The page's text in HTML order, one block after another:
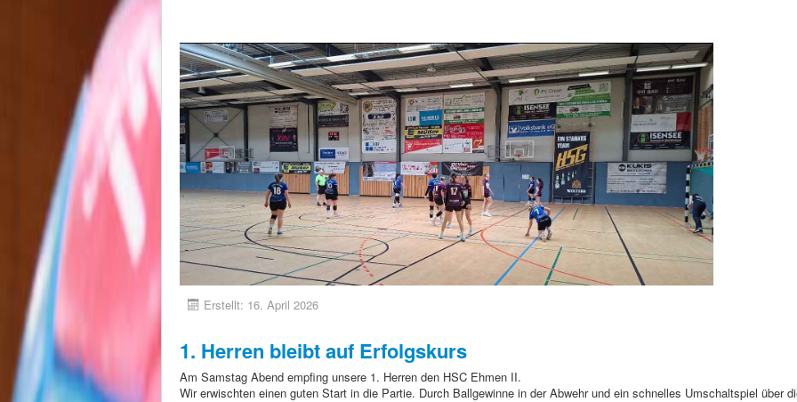
Erstellt: 16. April 2026
1. Herren bleibt auf Erfolgskurs
Am Samstag Abend empfing unsere 1. Herren den HSC Ehmen II.
Wir erwischten einen guten Start in die Partie. Durch Ballgewinne in der Abwehr und ein schnelles Umschaltspiel über